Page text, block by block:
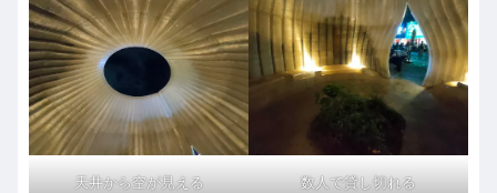
天井から空が見える 数人で貸し切れる